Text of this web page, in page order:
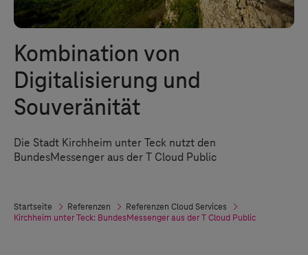
Kombination von
Digitalisierung und
Souveränität
Die Stadt Kirchheim unter Teck nutzt den
BundesMessenger aus der T Cloud Public
Startseite Referenzen
Referenzen Cloud Services
Kirchheim unter Teck: BundesMessenger aus derT Cloud Public